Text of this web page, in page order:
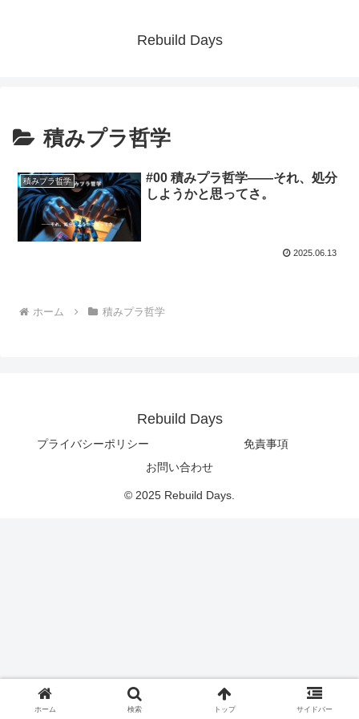
Rebuild Days
積みプラ哲学
積みプラ哲学
#00 積みプラ哲学――それ、処分
しようかと思ってさ。
2025.06.13
ホーム 積みプラ哲学
Rebuild Days
プライバシーポリシー
免責事項
お問い合わせ
© 2025 Rebuild Days.
ホーム 検索 トップ サイドバー